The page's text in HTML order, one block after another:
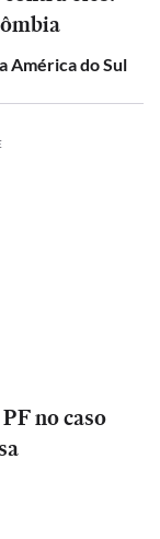
América do Sul
no caso